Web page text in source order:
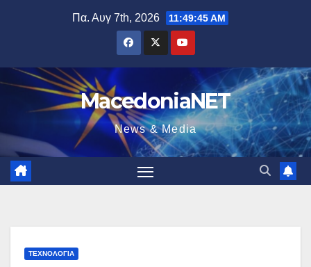
Πα. Αυγ 7th, 2026 11:49:45 AM
MacedoniaNET
News & Media
ΤΕΧΝΟΛΟΓΊΑ